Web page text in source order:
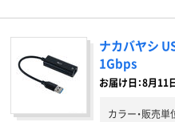
ナカバヤシ
1Gbps
お届け日：8月11日
カラー・販売